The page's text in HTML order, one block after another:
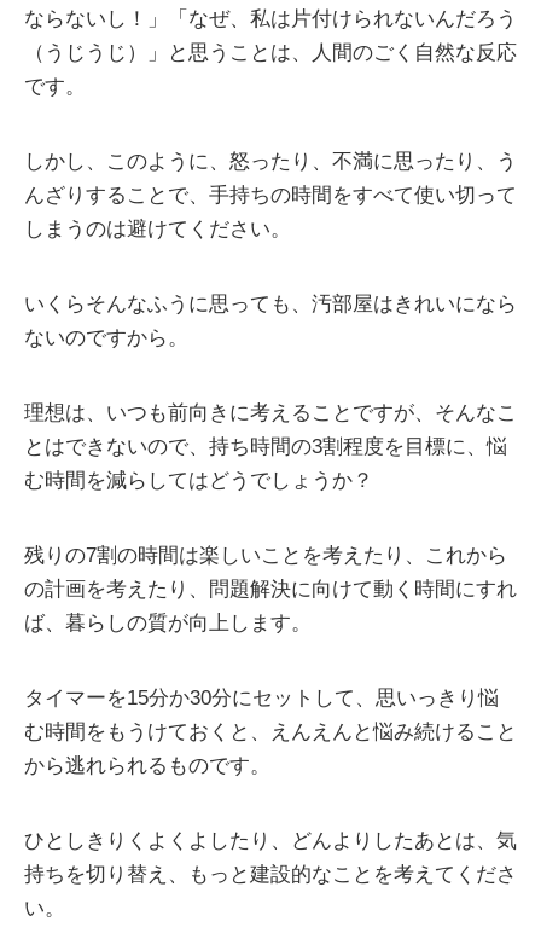
ならないし！」「なぜ、私は片付けられないんだろう
（うじうじ）」と思うことは、人間のごく自然な反応
です。
しかし、このように、怒ったり、不満に思ったり、う
んざりすることで、手持ちの時間をすべて使い切って
しまうのは避けてください。
いくらそんなふうに思っても、汚部屋はきれいになら
ないのですから。
理想は、いつも前向きに考えることですが、そんなこ
とはできないので、持ち時間の3割程度を目標に、悩
む時間を減らしてはどうでしょうか？
残りの7割の時間は楽しいことを考えたり、これから
の計画を考えたり、問題解決に向けて動く時間にすれ
ば、暮らしの質が向上します。
タイマーを15分か30分にセットして、思いっきり悩
む時間をもうけておくと、えんえんと悩み続けること
から逃れられるものです。
ひとしきりくよくよしたり、どんよりしたあとは、気
持ちを切り替え、もっと建設的なことを考えてくださ
い。